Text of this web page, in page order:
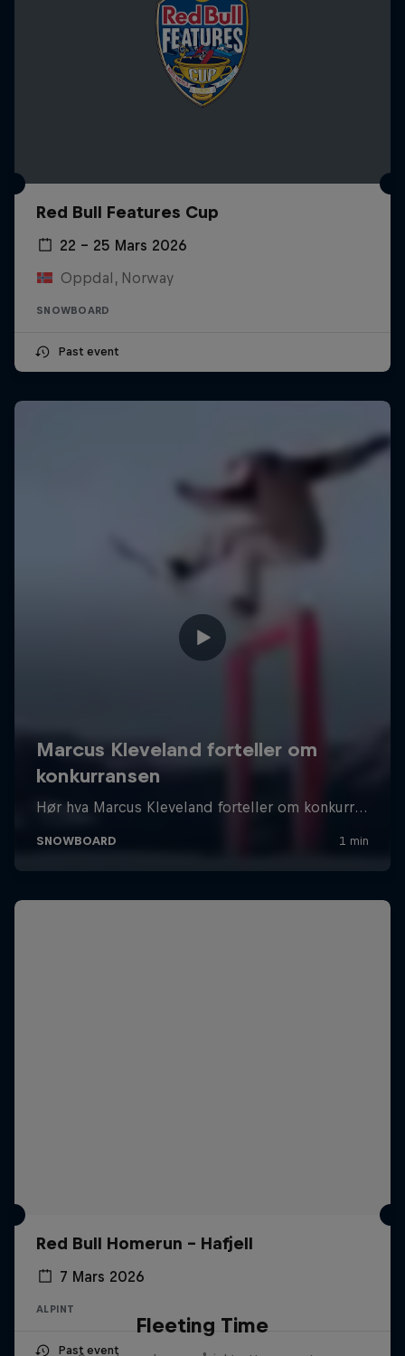
Red Bull Features Cup
22 – 25 Mars 2026
Oppdal, Norway
SNOWBOARD
Past event
Red Bull Homerun - Hafjell
7 Mars 2026
ALPINT
Past event
Fleeting Time